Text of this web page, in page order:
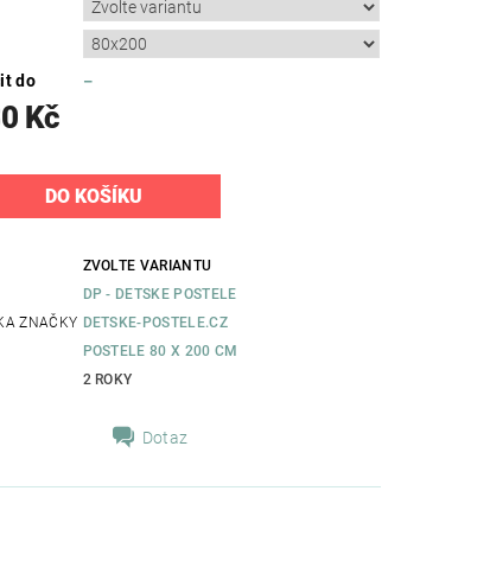
do
–
Kč
ZVOLTE VARIANTU
DP - DETSKE POSTELE
ZNAČKY DETSKE-POSTELE.CZ
POSTELE 80 X 200 CM
2 ROKY
Dotaz